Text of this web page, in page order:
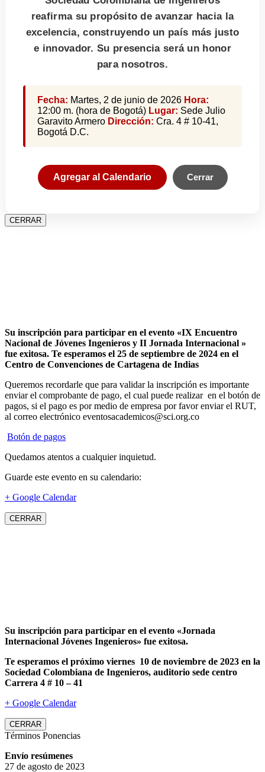
reafirma su propósito de avanzar hacia la
excelencia, construyendo un país más justo
e innovador. Su presencia será un honor
para nosotros.
Fecha: Martes, 2 de junio de 2026 Hora:
12:00 m. (hora de Bogotá) Lugar: Sede Julio
Garavito Armero Dirección: Cra. 4 # 10-41,
Bogotá D.C.
Agregar al Calendario Cerrar
CERRAR
Su inscripción para participar en el evento «IX Encuentro
Nacional de Jóvenes Ingenieros y II Jornada Internacional »
fue exitosa. Te esperamos el 25 de septiembre de 2024 en el
Centro de Convenciones de Cartagena de Indias
Queremos recordarle que para validar la inscripción es importante
enviar el comprobante de pago, el cual puede realizar en el botón de
pagos, si el pago es por medio de empresa por favor enviar el RUT,
al correo electrónico eventosacademicos@sci.org.co
Botón de pagos
Quedamos atentos a cualquier inquietud.
Guarde este evento en su calendario:
+ Google Calendar
CERRAR
Su inscripción para participar en el evento «Jornada
Internacional Jóvenes Ingenieros» fue exitosa.
Te esperamos el próximo viernes 10 de noviembre de 2023 en la
Sociedad Colombiana de Ingenieros, auditorio sede centro
Carrera 4 # 10 – 41
+ Google Calendar
CERRAR
Términos Ponencias
Envío resúmenes
27 de agosto de 2023